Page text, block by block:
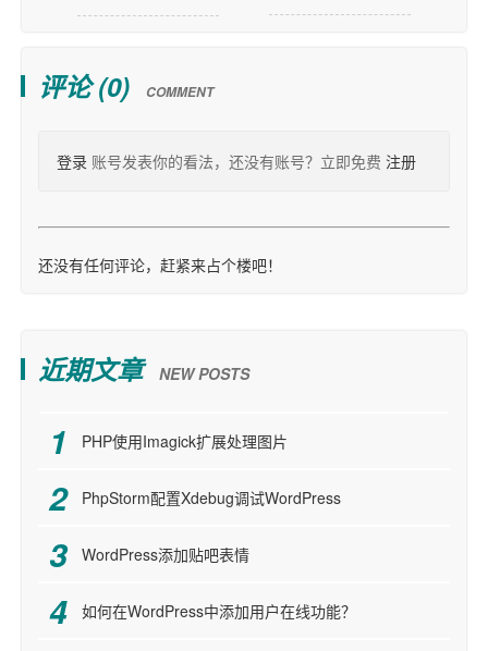
评论 (0) COMMENT
登录 账号发表你的看法，还没有账号？立即免费 注册
还没有任何评论，赶紧来占个楼吧！
近期文章 NEW POSTS
PHP使用Imagick扩展处理图片
PhpStorm配置Xdebug调试WordPress
WordPress添加贴吧表情
如何在WordPress中添加用户在线功能？